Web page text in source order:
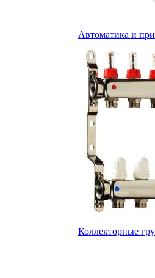
Автоматика и
Коллекторные